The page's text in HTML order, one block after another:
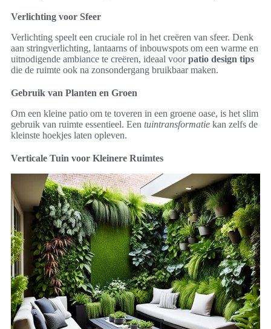
Verlichting voor Sfeer
Verlichting speelt een cruciale rol in het creëren van sfeer. Denk
aan stringverlichting, lantaarns of inbouwspots om een warme en
uitnodigende ambiance te creëren, ideaal voorpatio design tips
die de ruimte ook na zonsondergang bruikbaar maken.
Gebruik van Planten en Groen
Om een kleine patio om te toveren in een groene oase, is het slim
gebruik van ruimte essentieel. Een tuintransformatie kan zelfs de
kleinste hoekjes laten opleven.
Verticale Tuin voor Kleinere Ruimtes